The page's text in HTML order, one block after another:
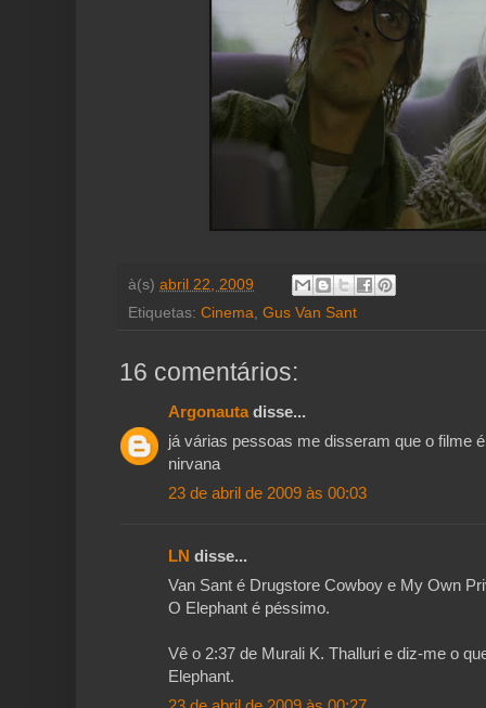
à(s) abril 22, 2009
Etiquetas: Cinema, Gus Van Sant
16 comentários:
Argonautadisse...
já várias pessoas me disseram que o filme
nirvana
23 de abril de 2009 às 00:03
LN disse...
Van Sant é Drugstore Cowboy e My Own
O Elephant é péssimo.
Vê o 2:37 de Murali K. Thalluri e diz-me o
Elephant.